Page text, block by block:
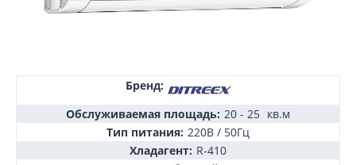
Бренд:
Обслуживаемая площадь: 20 - 25 кв.м
Тип питания: 220В / 50Гц
Хладагент: R-410